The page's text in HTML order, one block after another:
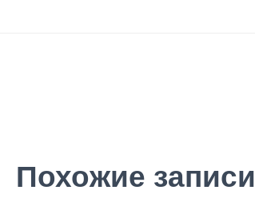
Похожие записи